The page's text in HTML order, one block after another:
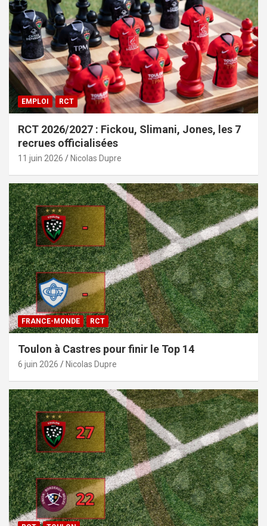
EMPLOI RCT
RCT 2026/2027 : Fickou, Slimani, Jones, les 7
recrues officialisées
11 juin 2026 Nicolas Dupre
FRANCE-MONDE RCT
Toulon à Castres pour finir le Top 14
6 juin 2026 Nicolas Dupre